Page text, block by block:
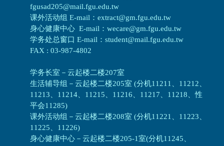
fgusad205@mail.fgu.edu.tw
课外活动组 E-mail：extract@gm.fgu.edu.tw
身心健康中心 E-mail：wecare@gm.fgu.edu.tw
学务处总窗口 E-mail：student@mail.fgu.edu.tw
FAX : 03-987-4802
学务长室－云起楼二楼207室
生活辅导组 － 云起楼二楼205室 (分机11211、11212、
11213、11214、11215、11216、11217、11218、性
平会11285)
课外活动组 － 云起楼二楼208室 (分机11221、11223、
11225、11226)
身心健康中心 － 云起楼二楼205-1室(分机11245、